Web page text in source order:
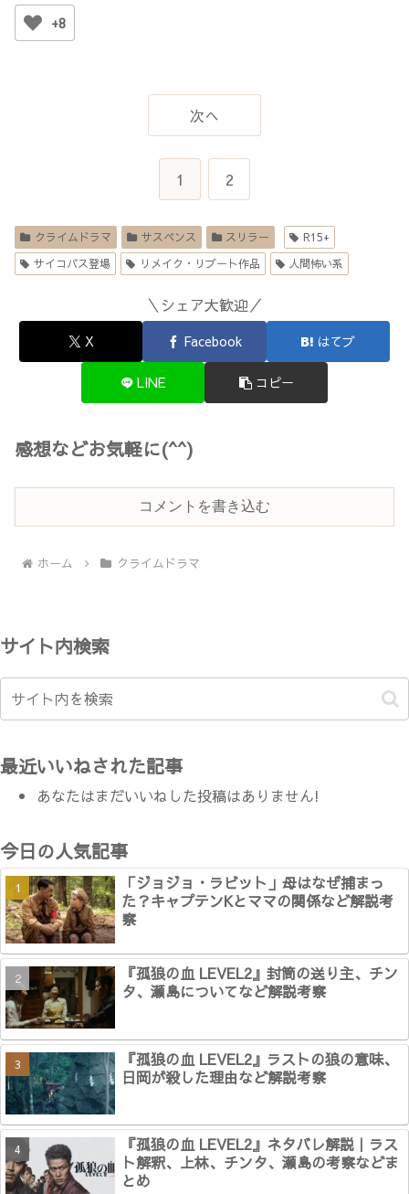
+8
次へ
1 2
クライムドラマ サスペンス スリラー
R15+
サイコパス登場
リメイク・リブート作品 人間怖い系
＼シェア大歓迎／
X Facebook はてブ
LINE コピー
感想などお気軽に(^^)
コメントを書き込む
ホーム クライムドラマ
サイト内検索
最近いいねされた記事
あなたはまだいいねした投稿はありません!
今日の人気記事
「ジョジョ・ラビット」母はなぜ捕まっ
た？キャプテンKとママの関係など解説考
察
『孤狼の血 LEVEL2』封筒の送り主、チン
タ、瀬島についてなど解説考察
『孤狼の血 LEVEL2』ラストの狼の意味、
日岡が殺した理由など解説考察
『孤狼の血 LEVEL2』ネタバレ解説｜ラス
ト解釈、上林、チンタ、瀬島の考察などま
とめ